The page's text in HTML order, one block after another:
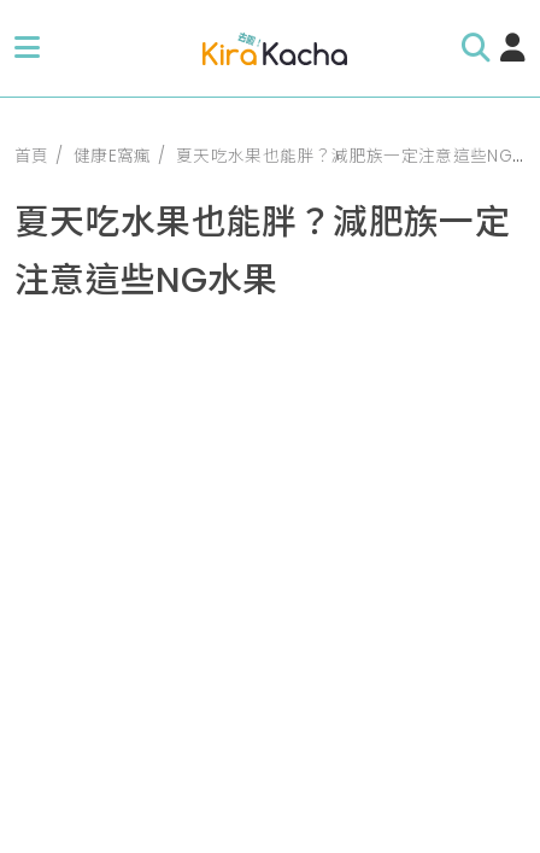
首頁 健康E窩瘋 夏天吃水果也能胖？減肥族一定注意這些NG水果
夏天吃水果也能胖？減肥族一定
注意這些NG水果